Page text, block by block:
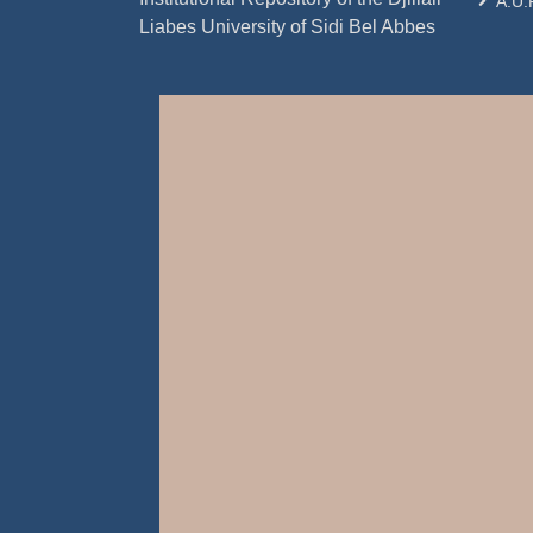
Liabes University of Sidi Bel Abbes